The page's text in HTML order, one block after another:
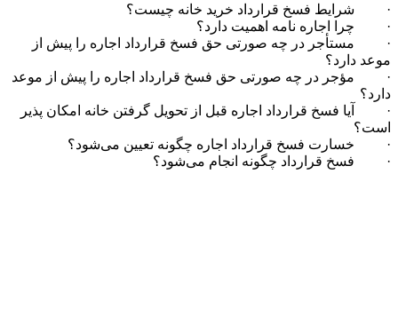
· شرایط فسخ قرارداد خرید خانه چیست؟
· چرا اجاره نامه اهمیت دارد؟
· مستأجر در چه صورتی حق فسخ قرارداد اجاره را پیش از
موعد دارد؟
· مؤجر در چه صورتی حق فسخ قرارداد اجاره را پیش از موعد
دارد؟
· آیا فسخ قرارداد اجاره قبل از تحویل گرفتن خانه امکان پذیر
است؟
· خسارت فسخ قرارداد اجاره چگونه تعیین می‌شود؟
· فسخ قرارداد چگونه انجام می‌شود؟